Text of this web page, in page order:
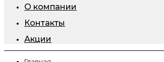
О компании
Контакты
Акции